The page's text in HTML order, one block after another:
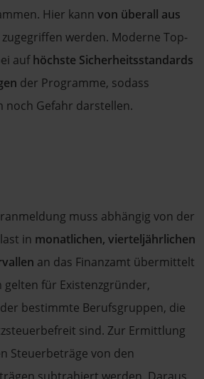
Hier kann von überall aus
werden. Moderne Top-
aufhöchste Sicherheitsstandards
der Programme, sodass
noch Gefahr darstellen.
muss abhängig von der
in monatlichen, vierteljährlichen
an das Finanzamt übermittelt
für Existenzgründer,
bestimmte Berufsgruppen, die
sind. Zur Ermittlung
Steuerbeträge von den